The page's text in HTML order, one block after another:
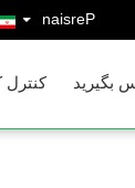
Persian
کنترل بگیرید